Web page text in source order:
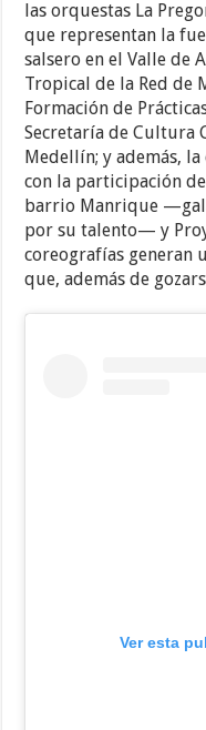
las orquestas La
que representan la
salsero en el Valle de
Tropical de la Red de
Formación de
Secretaría de Cultura
Medellín; y además,
con la participación
barrio Manrique
por su talento— y
coreografías generan
que, además de
Ver esta